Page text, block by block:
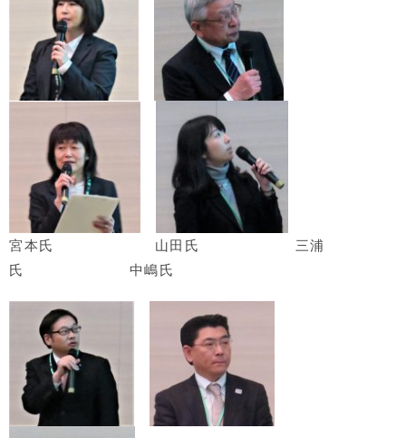
宮本氏 山田氏
三浦
氏 中嶋氏